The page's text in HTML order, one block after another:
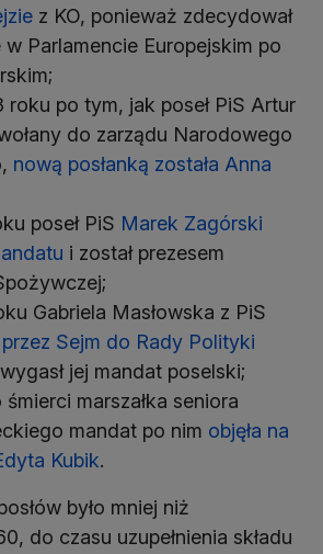
z KO, ponieważ zdecydował
Parlamencie Europejskim po
po tym, jak poseł PiS Artur
do zarządu Narodowego
nową posłanką została Anna
poseł PiS Marek Zagórski
i został prezesem
Gabriela Masłowska z PiS
Sejm do Rady Polityki
jej mandat poselski;
marszałka seniora
mandat po nim objęła na
Kubik.
było mniej niż
do czasu uzupełnienia składu